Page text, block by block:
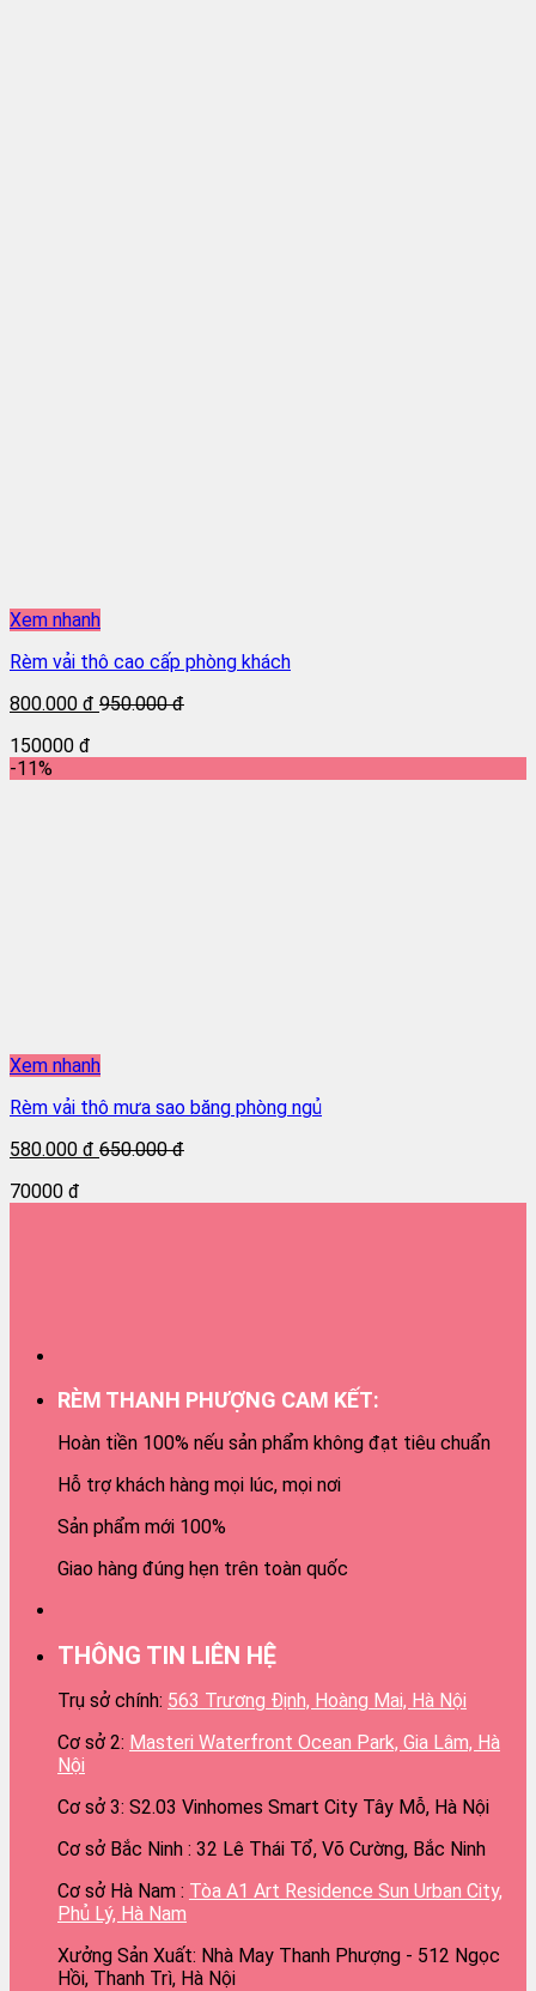
Xem nhanh
Rèm vải thô cao cấp phòng khách
800.000 đ 950.000 đ
150000 đ
-11%
Xem nhanh
Rèm vải thô mưa sao băng phòng ngủ
580.000 đ 650.000 đ
70000 đ
RÈM THANH PHƯỢNG CAM KẾT:
Hoàn tiền 100% nếu sản phẩm không đạt tiêu chuẩn
Hỗ trợ khách hàng mọi lúc, mọi nơi
Sản phẩm mới 100%
Giao hàng đúng hẹn trên toàn quốc
THÔNG TIN LIÊN HỆ
Trụ sở chính: 563 Trương Định, Hoàng Mai, Hà Nội
Cơ sở 2: Masteri Waterfront Ocean Park, Gia Lâm, Hà
Nội
Cơ sở 3: S2.03 Vinhomes Smart City Tây Mỗ, Hà Nội
Cơ sở Bắc Ninh : 32 Lê Thái Tổ, Võ Cường, Bắc Ninh
Cơ sở Hà Nam : Tòa A1 Art Residence Sun Urban City,
Phủ Lý, Hà Nam
Xưởng Sản Xuất: Nhà May Thanh Phượng - 512 Ngọc
Hồi, Thanh Trì, Hà Nội